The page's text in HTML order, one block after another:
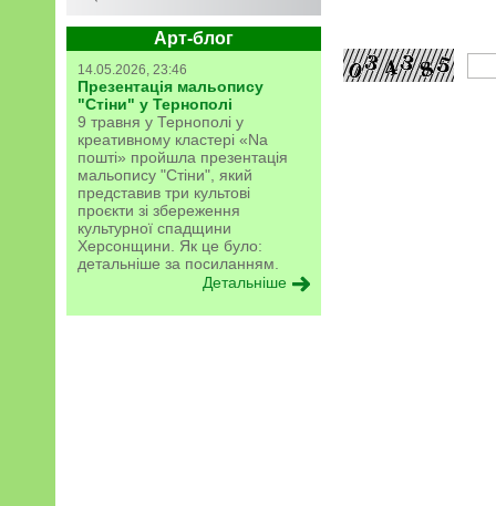
Арт-блог
14.05.2026, 23:46
Презентація мальопису
"Стіни" у Тернополі
9 травня у Тернополі у
креативному кластері «Na
пошті» пройшла презентація
мальопису "Стіни", який
представив три культові
проєкти зі збереження
культурної спадщини
Херсонщини. Як це було:
детальніше за посиланням.
Детальніше